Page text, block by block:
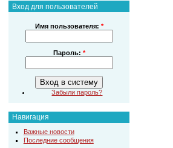
Вход для пользователей
Имя пользователя: *
Пароль: *
Забыли пароль?
Навигация
Важные новости
Последние сообщения